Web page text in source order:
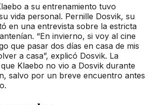
a su entrenamiento tuvo
vida personal. Pernille Dosvik, su
en una entrevista sobre la estricta
“En invierno, si voy al cine
que pasar dos días en casa de mis
a casa”, explicó Dosvik. La
Klaebo no vio a Dosvik durante
salvo por un breve encuentro antes